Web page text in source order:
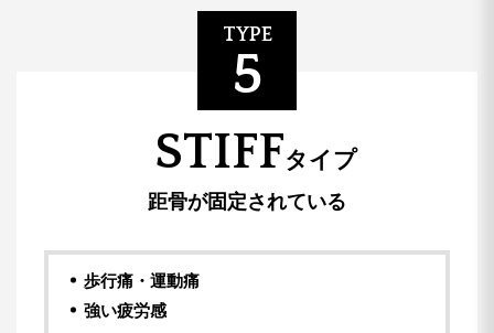
TYPE
5
STIFFタイプ
距骨が固定されている
歩行痛・運動痛
強い疲労感